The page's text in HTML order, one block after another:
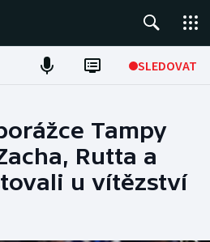
SLEDOVAT
Tampy
Rutta a
u vítězství